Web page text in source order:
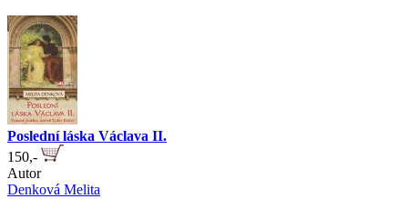
Poslední láska Václava II.
150,-
Autor
Denková Melita